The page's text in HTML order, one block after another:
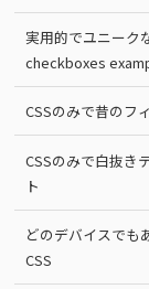
実用的でユニーク
checkboxes
CSSのみで昔のフ
CSSのみで白抜き
ト
どのデバイスでも
CSS